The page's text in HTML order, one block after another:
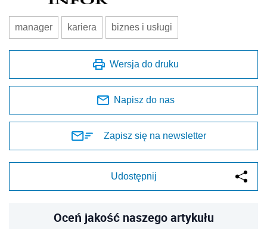
manager kariera biznes i usługi
Wersja do druku
Napisz do nas
Zapisz się na newsletter
Udostępnij
Oceń jakość naszego artykułu